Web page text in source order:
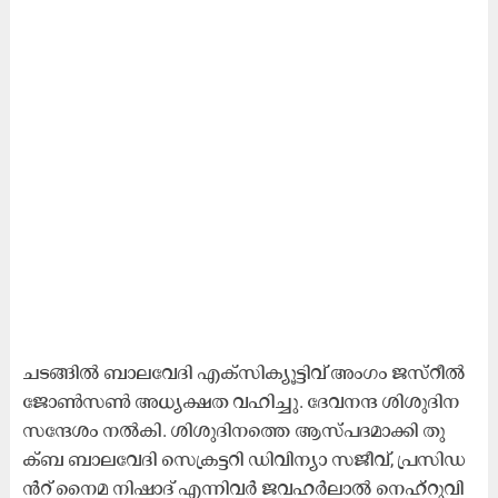
ച​ട​ങ്ങി​ൽ ബാ​ല​വേ​ദി എ​ക്സി​ക്യൂ​ട്ടി​വ് അം​ഗം ജ​സ്റീ​ൽ
ജോ​ൺ​സ​ൺ അ​ധ്യ​ക്ഷ​ത വ​ഹി​ച്ചു. ദേ​വ​ന​ന്ദ ശി​ശു​ദി​ന
സ​ന്ദേ​ശം ന​ൽ​കി. ശി​ശു​ദി​ന​ത്തെ ആ​സ്പ​ദ​മാ​ക്കി തു​
ക്ബ ബാ​ല​വേ​ദി സെ​ക്ര​ട്ട​റി ഡി​വി​ന്യാ സ​ജീ​വ്, പ്ര​സി​ഡ​
ൻ​റ്​ നൈ​മ നി​ഷാ​ദ് എ​ന്നി​വ​ർ ജ​വ​ഹ​ർ​ലാ​ൽ നെ​ഹ്​​റു​വി​